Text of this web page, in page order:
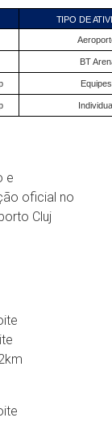
TIPO DE
BT
Equipes
e
oficial no
Cluj